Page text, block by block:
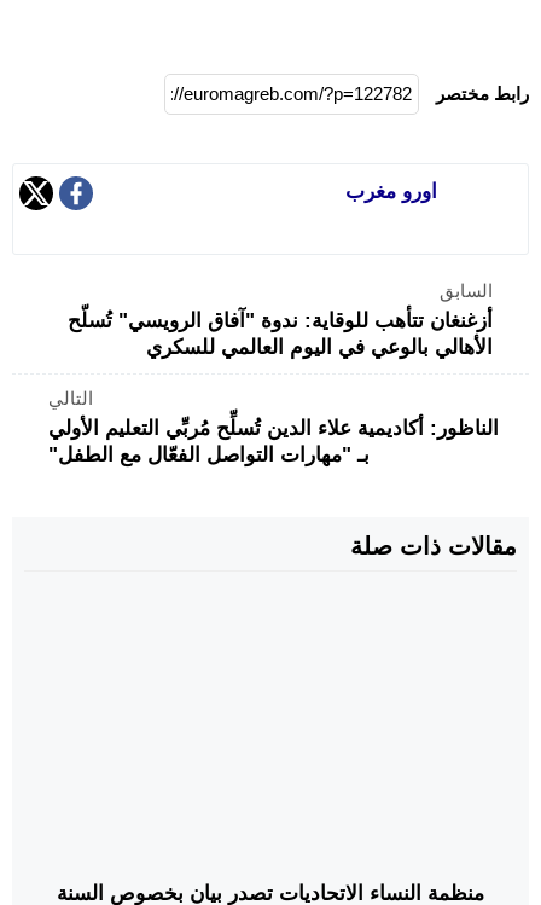
رابط مختصر
اورو مغرب
السابق
أزغنغان تتأهب للوقاية: ندوة "آفاق الرويسي" تُسلّح
الأهالي بالوعي في اليوم العالمي للسكري
التالي
الناظور: أكاديمية علاء الدين تُسلِّح مُربِّي التعليم الأولي
بـ "مهارات التواصل الفعّال مع الطفل"
مقالات ذات صلة
منظمة النساء الاتحاديات تصدر بيان بخصوص السنة